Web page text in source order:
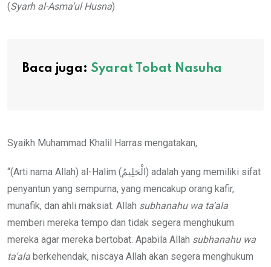
(Syarh al-Asma’ul Husna)
Baca juga: Syarat Tobat Nasuha
Syaikh Muhammad Khalil Harras mengatakan,
“(Arti nama Allah) al-Halim (الْحَلِيمُ) adalah yang memiliki sifat
penyantun yang sempurna, yang mencakup orang kafir,
munafik, dan ahli maksiat. Allah subhanahu wa ta’ala
memberi mereka tempo dan tidak segera menghukum
mereka agar mereka bertobat. Apabila Allah subhanahu wa
ta’ala berkehendak, niscaya Allah akan segera menghukum